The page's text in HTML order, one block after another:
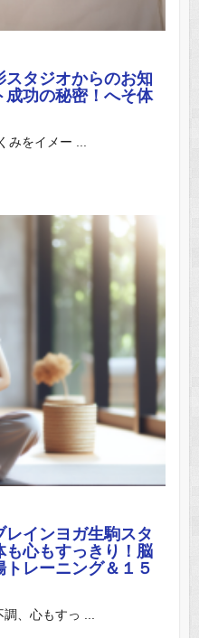
タジオからのお知
成功の秘密！へそ体
みをイメー ...
インヨガ生駒スタ
も心もすっきり！脳
レーニング＆１５
、心もすっ ...